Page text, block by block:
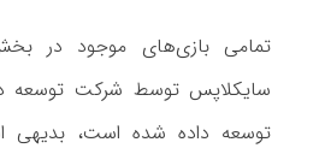
تمامی بازی‌های موجود در بخش
سایکلاپس توسط شرکت توسعه
توسعه داده شده است، بدیهی